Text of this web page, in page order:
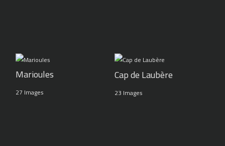
Marioules
27 Images
Cap de Laubère
23 Images